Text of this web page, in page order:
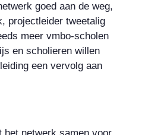
goed aan de weg,
projectleider tweetalig
meer vmbo-scholen
en scholieren willen
een vervolg aan